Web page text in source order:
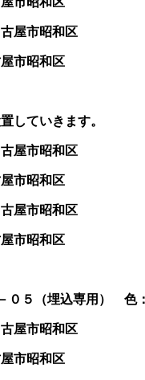
市昭和区
していきます。
市昭和区
市昭和区
５（埋込専用） 色
市昭和区